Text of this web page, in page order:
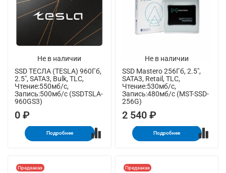
Не в наличии
SSD ТЕСЛА (TESLA) 960Гб,
2.5", SATA3, Bulk, TLC,
Чтение:550мб/с,
Запись:500мб/с (SSDTSLA-
960GS3)
0 ₽
Подробнее
Не в наличии
SSD Mastero 256Гб, 2.5",
SATA3, Retail, TLC,
Чтение:530мб/с,
Запись:480мб/с (MST-SSD-
256G)
2 540 ₽
Подробнее
Предзаказ Предзаказ